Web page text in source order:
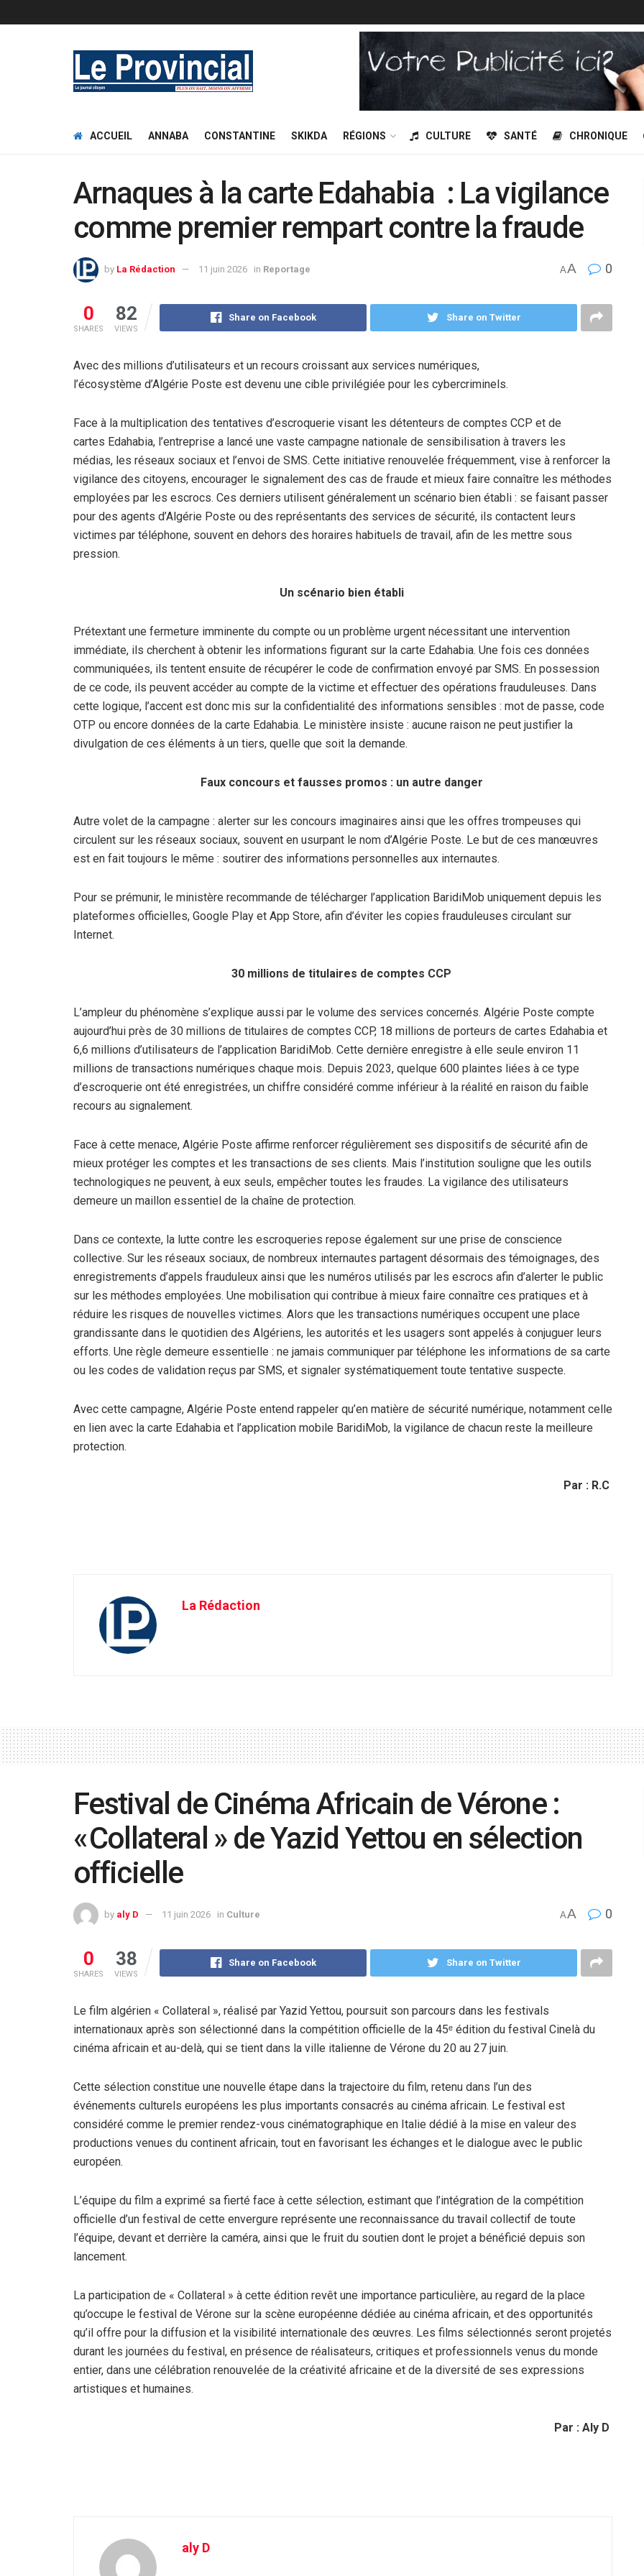
ACCUEIL ANNABA CONSTANTINE SKIKDA RÉGIONS CULTURE SANTÉ CHRONIQUE
Arnaques à la carte Edahabia : La vigilance
comme premier rempart contre la fraude
by La Rédaction 11 juin 2026 in Reportage AA 0
0
SHARES
82
VIEWS
Share on Facebook Share on Twitter
Avec des millions d’utilisateurs et un recours croissant aux services numériques,
l’écosystème d’Algérie Poste est devenu une cible privilégiée pour les cybercriminels.
Face à la multiplication des tentatives d’escroquerie visant les détenteurs de comptes CCP et de
cartes Edahabia, l’entreprise a lancé une vaste campagne nationale de sensibilisation à travers les
médias, les réseaux sociaux et l’envoi de SMS. Cette initiative renouvelée fréquemment, vise à renforcer la
vigilance des citoyens, encourager le signalement des cas de fraude et mieux faire connaître les méthodes
employées par les escrocs. Ces derniers utilisent généralement un scénario bien établi : se faisant passer
pour des agents d’Algérie Poste ou des représentants des services de sécurité, ils contactent leurs
victimes par téléphone, souvent en dehors des horaires habituels de travail, afin de les mettre sous
pression.
Un scénario bien établi
Prétextant une fermeture imminente du compte ou un problème urgent nécessitant une intervention
immédiate, ils cherchent à obtenir les informations figurant sur la carte Edahabia. Une fois ces données
communiquées, ils tentent ensuite de récupérer le code de confirmation envoyé par SMS. En possession
de ce code, ils peuvent accéder au compte de la victime et effectuer des opérations frauduleuses. Dans
cette logique, l’accent est donc mis sur la confidentialité des informations sensibles : mot de passe, code
OTP ou encore données de la carte Edahabia. Le ministère insiste : aucune raison ne peut justifier la
divulgation de ces éléments à un tiers, quelle que soit la demande.
Faux concours et fausses promos : un autre danger
Autre volet de la campagne : alerter sur les concours imaginaires ainsi que les offres trompeuses qui
circulent sur les réseaux sociaux, souvent en usurpant le nom d’Algérie Poste. Le but de ces manœuvres
est en fait toujours le même : soutirer des informations personnelles aux internautes.
Pour se prémunir, le ministère recommande de télécharger l’application BaridiMob uniquement depuis les
plateformes officielles, Google Play et App Store, afin d’éviter les copies frauduleuses circulant sur
Internet.
30 millions de titulaires de comptes CCP
L’ampleur du phénomène s’explique aussi par le volume des services concernés. Algérie Poste compte
aujourd’hui près de 30 millions de titulaires de comptes CCP, 18 millions de porteurs de cartes Edahabia et
6,6 millions d’utilisateurs de l’application BaridiMob. Cette dernière enregistre à elle seule environ 11
millions de transactions numériques chaque mois. Depuis 2023, quelque 600 plaintes liées à ce type
d’escroquerie ont été enregistrées, un chiffre considéré comme inférieur à la réalité en raison du faible
recours au signalement.
Face à cette menace, Algérie Poste affirme renforcer régulièrement ses dispositifs de sécurité afin de
mieux protéger les comptes et les transactions de ses clients. Mais l’institution souligne que les outils
technologiques ne peuvent, à eux seuls, empêcher toutes les fraudes. La vigilance des utilisateurs
demeure un maillon essentiel de la chaîne de protection.
Dans ce contexte, la lutte contre les escroqueries repose également sur une prise de conscience
collective. Sur les réseaux sociaux, de nombreux internautes partagent désormais des témoignages, des
enregistrements d’appels frauduleux ainsi que les numéros utilisés par les escrocs afin d’alerter le public
sur les méthodes employées. Une mobilisation qui contribue à mieux faire connaître ces pratiques et à
réduire les risques de nouvelles victimes. Alors que les transactions numériques occupent une place
grandissante dans le quotidien des Algériens, les autorités et les usagers sont appelés à conjuguer leurs
efforts. Une règle demeure essentielle : ne jamais communiquer par téléphone les informations de sa carte
ou les codes de validation reçus par SMS, et signaler systématiquement toute tentative suspecte.
Avec cette campagne, Algérie Poste entend rappeler qu’en matière de sécurité numérique, notamment celle
en lien avec la carte Edahabia et l’application mobile BaridiMob, la vigilance de chacun reste la meilleure
protection.
Par : R.C
La Rédaction
Festival de Cinéma Africain de Vérone :
« Collateral » de Yazid Yettou en sélection
officielle
by aly D 11 juin 2026 in Culture AA 0
0
SHARES
38
VIEWS
Share on Facebook Share on Twitter
Le film algérien « Collateral », réalisé par Yazid Yettou, poursuit son parcours dans les festivals
internationaux après son sélectionné dans la compétition officielle de la 45ᵉ édition du festival Cinelà du
cinéma africain et au-delà, qui se tient dans la ville italienne de Vérone du 20 au 27 juin.
Cette sélection constitue une nouvelle étape dans la trajectoire du film, retenu dans l’un des
événements culturels européens les plus importants consacrés au cinéma africain. Le festival est
considéré comme le premier rendez-vous cinématographique en Italie dédié à la mise en valeur des
productions venues du continent africain, tout en favorisant les échanges et le dialogue avec le public
européen.
L’équipe du film a exprimé sa fierté face à cette sélection, estimant que l’intégration de la compétition
officielle d’un festival de cette envergure représente une reconnaissance du travail collectif de toute
l’équipe, devant et derrière la caméra, ainsi que le fruit du soutien dont le projet a bénéficié depuis son
lancement.
La participation de « Collateral » à cette édition revêt une importance particulière, au regard de la place
qu’occupe le festival de Vérone sur la scène européenne dédiée au cinéma africain, et des opportunités
qu’il offre pour la diffusion et la visibilité internationale des œuvres. Les films sélectionnés seront projetés
durant les journées du festival, en présence de réalisateurs, critiques et professionnels venus du monde
entier, dans une célébration renouvelée de la créativité africaine et de la diversité de ses expressions
artistiques et humaines.
Par : Aly D
aly D